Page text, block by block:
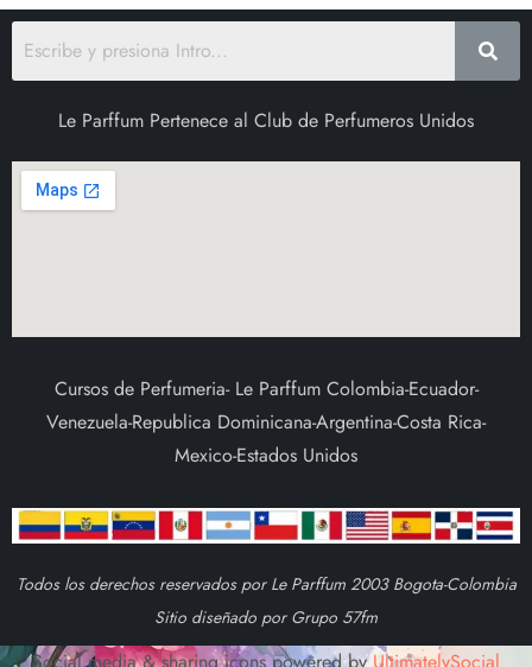
Le Parffum Pertenece al Club de Perfumeros Unidos
Cursos de Perfumeria- Le Parffum Colombia-Ecuador-
Venezuela-Republica Dominicana-Argentina-Costa Rica-
Mexico-Estados Unidos
Todos los derechos reservados por Le Parffum 2003 Bogota-Colombia
Sitio diseñado por Grupo 57fm